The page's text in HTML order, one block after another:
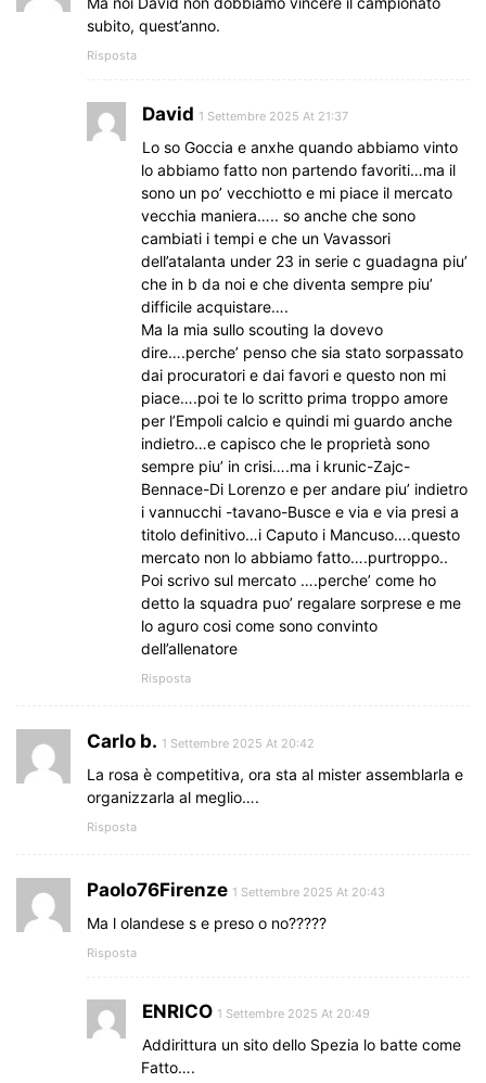
subito, quest’anno.
Risposta
David 1 Settembre 2025 At 21:37
Lo so Goccia e anxhe quando abbiamo vinto
lo abbiamo fatto non partendo favoriti…ma il
sono un po’ vecchiotto e mi piace il mercato
vecchia maniera….. so anche che sono
cambiati i tempi e che un Vavassori
dell’atalanta under 23 in serie c guadagna piu’
che in b da noi e che diventa sempre piu’
difficile acquistare….
Ma la mia sullo scouting la dovevo
dire….perche’ penso che sia stato sorpassato
dai procuratori e dai favori e questo non mi
piace….poi te lo scritto prima troppo amore
per l’Empoli calcio e quindi mi guardo anche
indietro…e capisco che le proprietà sono
sempre piu’ in crisi….ma i krunic-Zajc-
Bennace-Di Lorenzo e per andare piu’ indietro
i vannucchi -tavano-Busce e via e via presi a
titolo definitivo…i Caputo i Mancuso….questo
mercato non lo abbiamo fatto….purtroppo..
Poi scrivo sul mercato ….perche’ come ho
detto la squadra puo’ regalare sorprese e me
lo aguro cosi come sono convinto
dell’allenatore
Risposta
Carlo b. 1 Settembre 2025 At 20:42
La rosa è competitiva, ora sta al mister assemblarla e
organizzarla al meglio….
Risposta
Paolo76Firenze 1 Settembre 2025 At 20:43
Ma l olandese s e preso o no?????
Risposta
ENRICO 1 Settembre 2025 At 20:49
Addirittura un sito dello Spezia lo batte come
Fatto….